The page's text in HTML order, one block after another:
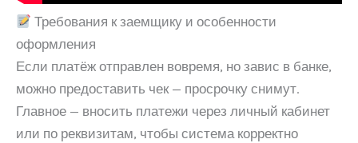
Требования к заемщику и особенности
оформления
Если платёж отправлен вовремя, но завис в банке,
можно предоставить чек — просрочку снимут.
Главное — вносить платежи через личный кабинет
или по реквизитам, чтобы система корректно